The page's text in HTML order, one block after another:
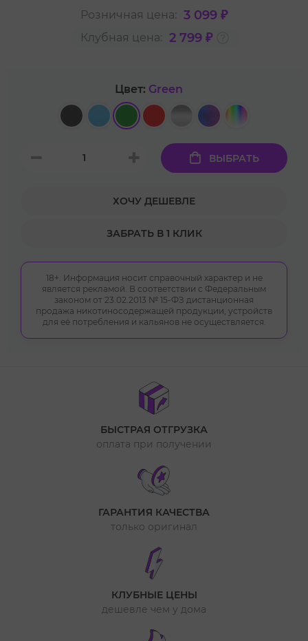
Розничная цена: 3 099 ₽
Клубная цена: 2 799 ₽
Цвет: Green
ВЫБРАТЬ
ХОЧУ ДЕШЕВЛЕ
ЗАБРАТЬ В 1 КЛИК
18+. Информация носит справочный характер и не
является рекламой. В соответствии с Федеральным
законом от 23.02.2013 № 15-ФЗ дистанционная
продажа никотиносодержащей продукции, устройств
для её потребления и кальянов не осуществляется.
БЫСТРАЯ ОТГРУЗКА
оплата при получении
ГАРАНТИЯ КАЧЕСТВА
только оригинал
КЛУБНЫЕ ЦЕНЫ
дешевле чем у дома